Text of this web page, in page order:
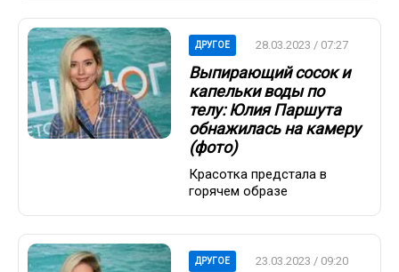
ДРУГОЕ 28.03.2023 / 07:27
Выпирающий сосок и
капельки воды по
телу: Юлия Паршута
обнажилась на камеру
(фото)
Красотка предстала в
горячем образе
ДРУГОЕ 23.03.2023 / 09:20